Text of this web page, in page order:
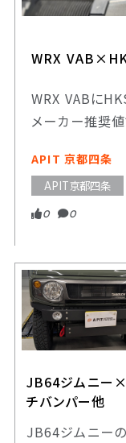
WRX
WRX VABに
メーカー推奨
APIT 京都四条
APIT京都四条
0 0
JB64ジムニー
チバンパー他
JB64ジムニー